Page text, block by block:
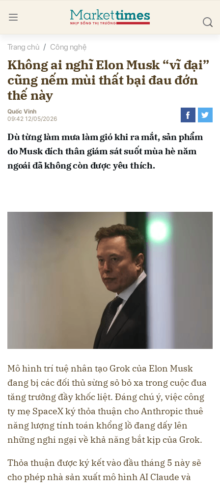
Trang chủ Công nghệ
Không ai nghĩ Elon Musk “vĩ đại”
cũng nếm mùi thất bại đau đớn
thế này
Quốc Vinh
09:42 12/05/2026
Dù từng làm mưa làm gió khi ra mắt, sản phẩm
do Musk đích thân giám sát suốt mùa hè năm
ngoái đã không còn được yêu thích.
Mô hình trí tuệ nhân tạo Grok của Elon Musk
đang bị các đối thủ sừng sỏ bỏ xa trong cuộc đua
tăng trưởng đầy khốc liệt. Đáng chú ý, việc công
ty mẹ SpaceX ký thỏa thuận cho Anthropic thuê
năng lượng tính toán khổng lồ đang dấy lên
những nghi ngại về khả năng bắt kịp của Grok.
Thỏa thuận được ký kết vào đầu tháng 5 này sẽ
cho phép nhà sản xuất mô hình AI Claude và
luận
Hủy